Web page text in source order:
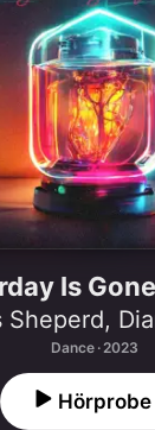
Apple Music
Is
Sheperd,
Dance · 2023
Hörprobe